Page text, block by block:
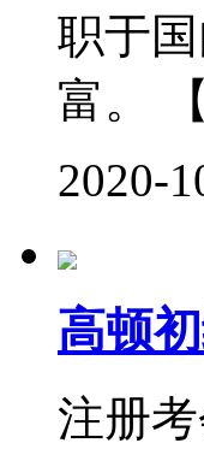
职于
富。
2020-
高顿
注册